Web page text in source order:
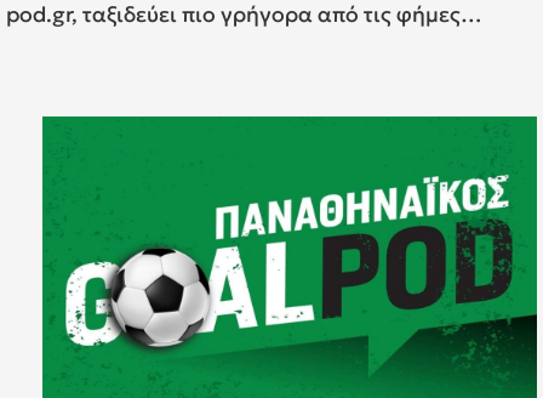
pod.gr, ταξιδεύει πιο γρήγορα από τις φήμες…